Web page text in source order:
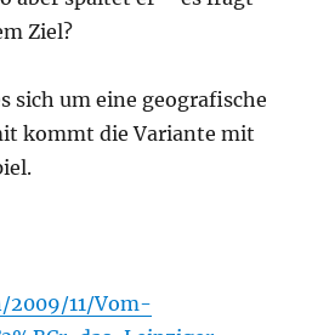
Ziel?
sich um eine geografische
kommt die Variante mit
2009/11/Vom-